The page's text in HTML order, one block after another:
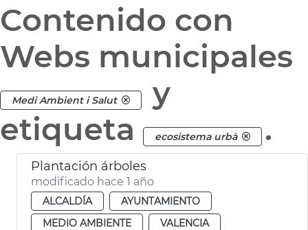
Contenido con
Webs municipales
Medi Ambient i Salut
y
etiqueta
ecosistema urbà .
Plantación árboles
modificado hace 1 año
ALCALDÍA
AYUNTAMIENTO
MEDIO AMBIENTE
VALENCIA